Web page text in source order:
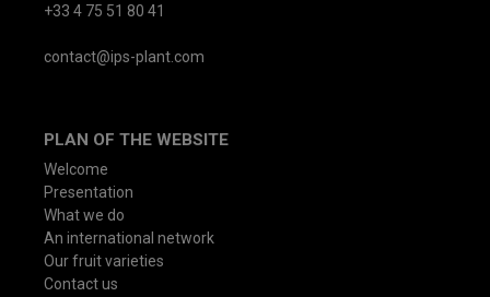
+33 4 75 51 80 41
contact@ips-plant.com
PLAN OF THE WEBSITE
Welcome
Presentation
What we do
An international network
Our fruit varieties
Contact us